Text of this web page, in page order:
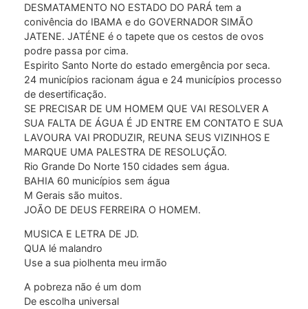
DESMATAMENTO NO ESTADO DO PARÁ tem a
conivência do IBAMA e do GOVERNADOR SIMÃO
JATENE. JATÉNE é o tapete que os cestos de ovos
podre passa por cima.
Espirito Santo Norte do estado emergência por seca.
24 municípios racionam água e 24 municípios processo
de desertificação.
SE PRECISAR DE UM HOMEM QUE VAI RESOLVER A
SUA FALTA DE ÁGUA É JD ENTRE EM CONTATO E SUA
LAVOURA VAI PRODUZIR, REUNA SEUS VIZINHOS E
MARQUE UMA PALESTRA DE RESOLUÇÃO.
Rio Grande Do Norte 150 cidades sem água.
BAHIA 60 municípios sem água
M Gerais são muitos.
JOÃO DE DEUS FERREIRA O HOMEM.
MUSICA E LETRA DE JD.
QUA lé malandro
Use a sua piolhenta meu irmão
A pobreza não é um dom
De escolha universal